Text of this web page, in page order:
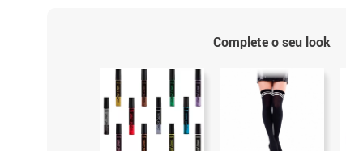
Complete o seu look